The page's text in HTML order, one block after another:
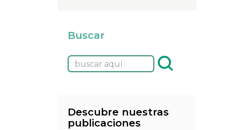
Buscar
Descubre nuestras
publicaciones